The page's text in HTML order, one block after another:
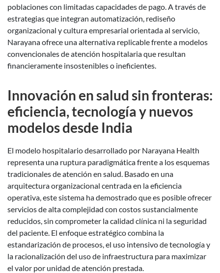
poblaciones con limitadas capacidades de pago. A través de
estrategias que integran automatización, rediseño
organizacional y cultura empresarial orientada al servicio,
Narayana ofrece una alternativa replicable frente a modelos
convencionales de atención hospitalaria que resultan
financieramente insostenibles o ineficientes.
Innovación en salud sin fronteras:
eficiencia, tecnología y nuevos
modelos desde India
El modelo hospitalario desarrollado por Narayana Health
representa una ruptura paradigmática frente a los esquemas
tradicionales de atención en salud. Basado en una
arquitectura organizacional centrada en la eficiencia
operativa, este sistema ha demostrado que es posible ofrecer
servicios de alta complejidad con costos sustancialmente
reducidos, sin comprometer la calidad clínica ni la seguridad
del paciente. El enfoque estratégico combina la
estandarización de procesos, el uso intensivo de tecnología y
la racionalización del uso de infraestructura para maximizar
el valor por unidad de atención prestada.